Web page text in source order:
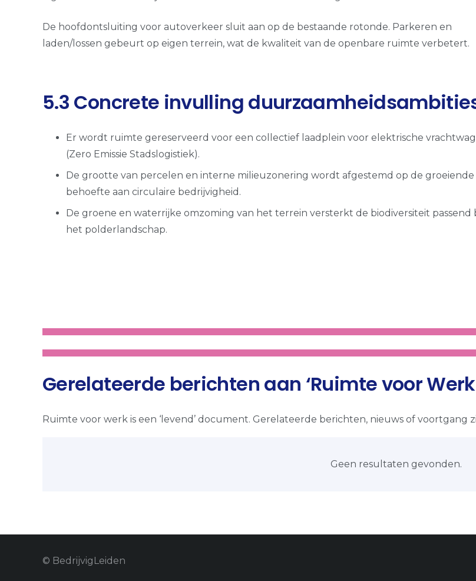
De hoofdontsluiting voor autoverkeer sluit aan op de bestaande rotonde. Parkeren en
laden/lossen gebeurt op eigen terrein, wat de kwaliteit van de openbare ruimte verbetert.
5.3 Concrete invulling
Er wordt ruimte gereserveerd voor een collectief laadplein voor elektrische
(Zero Emissie Stadslogistiek).
De grootte van percelen en interne milieuzonering wordt afgestemd op de groeiende
behoefte aan circulaire bedrijvigheid.
De groene en waterrijke omzoming van het terrein versterkt de biodiversiteit passend
het polderlandschap.
Gerelateerde berichten aan ‘Ruimte voor
Ruimte voor werk is een ‘levend’ document. Gerelateerde berichten, nieuws of voortgang
Geen resultaten gevonden.
© BedrijvigLeiden